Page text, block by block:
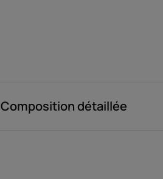
Composition détaillée